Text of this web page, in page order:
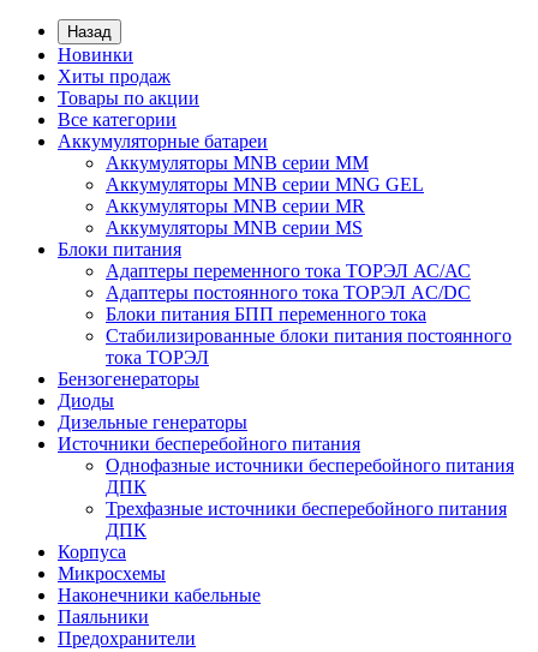
Назад
Новинки
Хиты продаж
Товары по акции
Все категории
Аккумуляторные батареи
Аккумуляторы MNB серии MM
Аккумуляторы MNB серии MNG GEL
Аккумуляторы MNB серии MR
Аккумуляторы MNB серии MS
Блоки питания
Адаптеры переменного тока ТОРЭЛ АС/АС
Адаптеры постоянного тока ТОРЭЛ AC/DC
Блоки питания БПП переменного тока
Стабилизированные блоки питания постоянного
тока ТОРЭЛ
Бензогенераторы
Диоды
Дизельные генераторы
Источники бесперебойного питания
Однофазные источники бесперебойного питания
ДПК
Трехфазные источники бесперебойного питания
ДПК
Корпуса
Микросхемы
Наконечники кабельные
Паяльники
Предохранители